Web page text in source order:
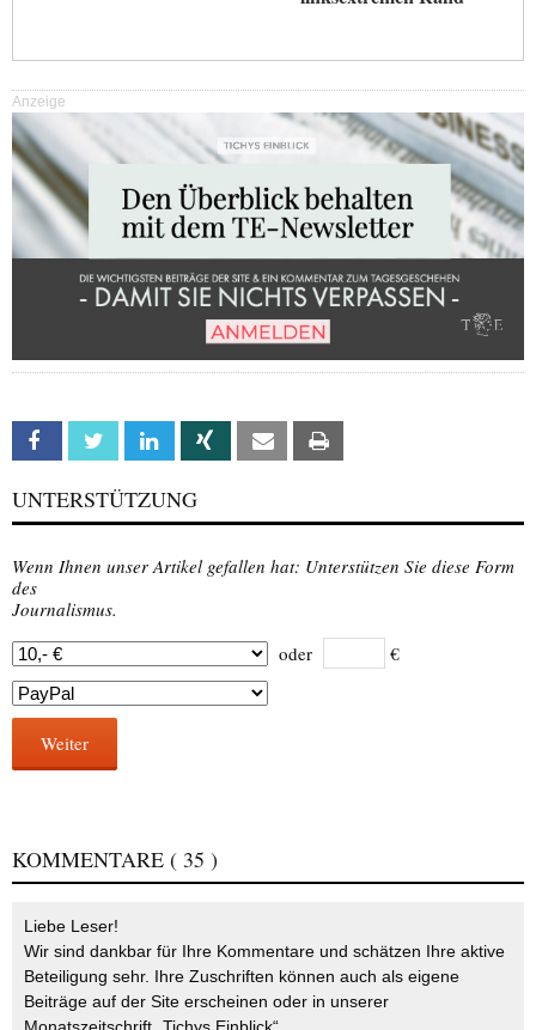
Anzeige
Facebook Twitter Linkedin Xing Email
UNTERSTÜTZUNG
Wenn Ihnen unser Artikel gefallen hat: Unterstützen Sie diese Form
des
Journalismus.
oder
€
Weiter
KOMMENTARE ( 35 )
Liebe Leser!
Wir sind dankbar für Ihre Kommentare und schätzen Ihre aktive
Beteiligung sehr. Ihre Zuschriften können auch als eigene
Beiträge auf der Site erscheinen oder in unserer